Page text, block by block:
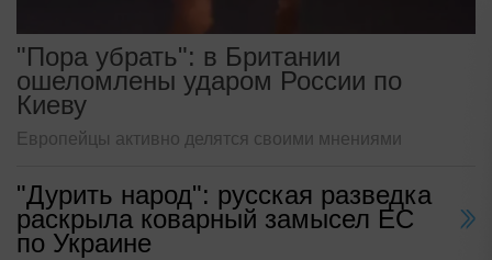
"Пора убрать": в Британии
ошеломлены ударом России по
Киеву
Европейцы активно делятся своими мнениями
"Дурить народ": русская разведка
раскрыла коварный замысел ЕС
по Украине